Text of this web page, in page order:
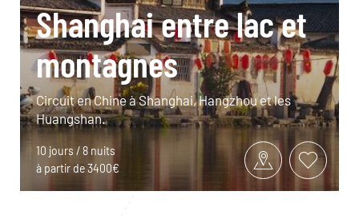
Shanghai entre lac et
montagnes
Circuit en Chine à Shanghai, Hangzhou et les
Huangshan.
10 jours / 8 nuits
à partir de 3400€